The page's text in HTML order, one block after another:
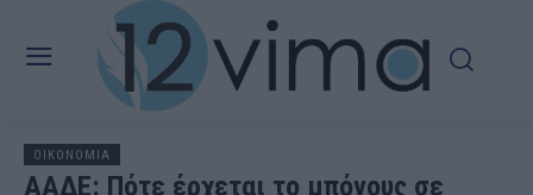
OIKONOMIA
ΑΑΔΕ: Πότε έρχεται το μπόνους σε